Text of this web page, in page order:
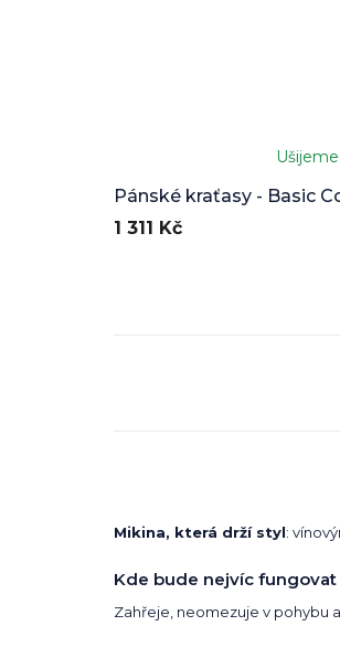
Pánské kraťasy - Basic
selection
1 311 Kč
Mikina, která drží styl:
Kde bude nejvíc fungovat
Zahřeje, neomezuje v pohybu